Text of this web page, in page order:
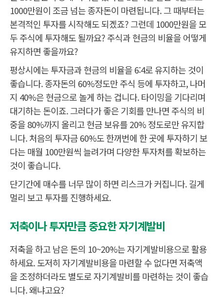
1000만원이 조금 넘는 종자돈이 마련됩니다. 그 때부터는
본격적인 투자를 시작해도 되겠죠? 그런데 1000만원을 모
두 주식에 투자해도 될까요? 주식과 현금의 비율을 어떻게
유지하면 좋을까요?
평상시에는 투자금과 현금의 비율을 6:4로 유지하는 것이
좋습니다. 종자돈의 60%정도만 주식 등에 투자하고, 나머
지 40%은 현금으로 놀게 하는 겁니다. 타이밍을 기다리며
대기하는 돈이죠. 그러다가 좋은 기회를 만나면 주식의 비
중을 80%까지 올리고 현금 보유를 20% 정도로만 유지합
니다. 처음의 투자금 60%도 한꺼번에 한 곳에 투자하기 보
다는 매월 100만원씩 늘려가며 다양한 투자처를 확보하는
것이 좋습니다.
단기간에 매수를 너무 많이 하면 리스크가 커집니다. 길게
멀리 보고 투자를 진행하세요.
저축이나 투자만큼 중요한 자기계발비
저축을 하고 남은 돈의 10~20%는 자기계발비용으로 활용
하세요. 도저히 자기계발비용을 마련할 수 없다면 저축액
을 조정하더라도 별도로 자기계발비를 마련하는 것이 좋습
니다. 왜냐고요?